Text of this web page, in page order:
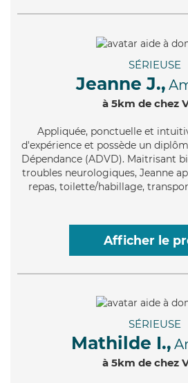
SÉRIEUSE
Jeanne J.,
à 5km de chez
Appliquée, ponctuelle et
d'expérience et possède un
Dépendance (ADVD). Maitrisant
troubles neurologiques, Jeanne
repas, toilette/habillage,
Afficher le
SÉRIEUSE
Mathilde I.,
à 5km de chez